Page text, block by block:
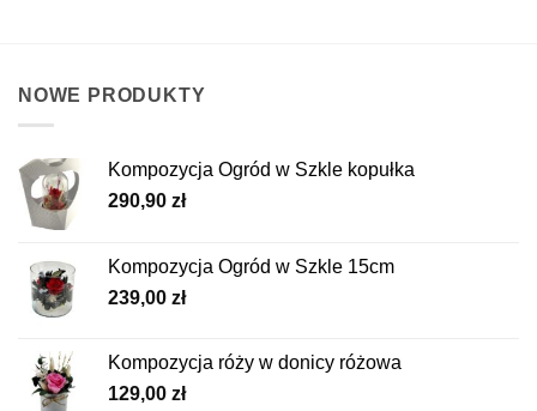
NOWE PRODUKTY
Kompozycja Ogród w Szkle kopułka
290,90 zł
Kompozycja Ogród w Szkle 15cm
239,00 zł
Kompozycja róży w donicy różowa
129,00 zł